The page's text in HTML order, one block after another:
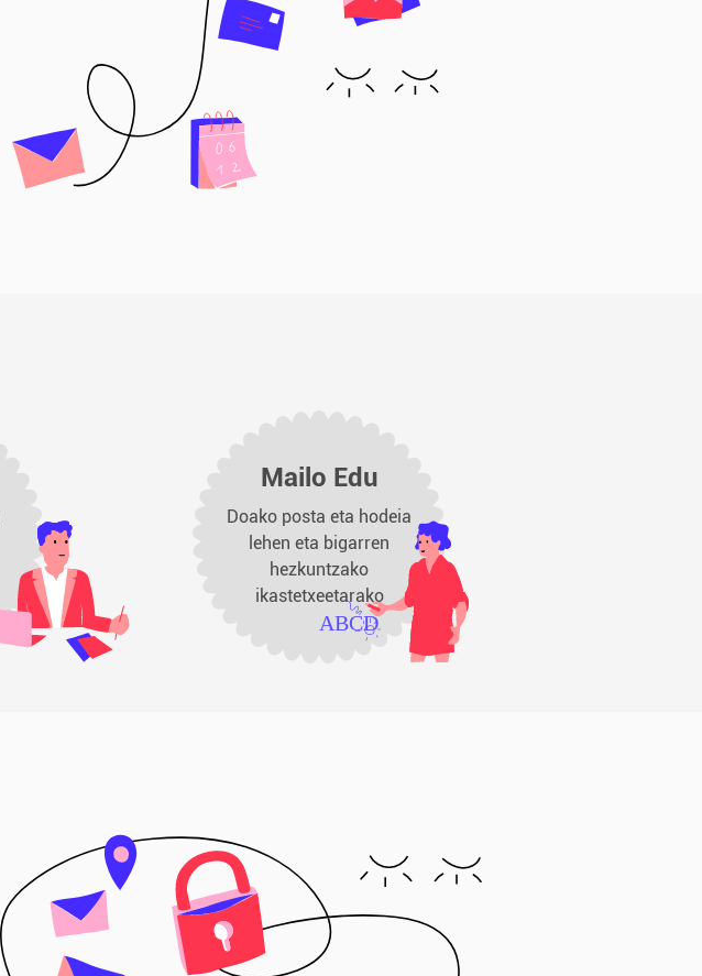
Mailo Edu
Doako posta eta hodeia
lehen eta bigarren
hezkuntzako
ikastetxeetarako